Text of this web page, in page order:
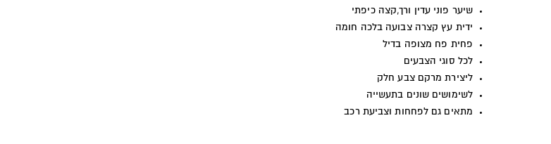
שיער פוני עדין ורך,קצה כיפתי
ידית עץ קצרה צבועה בלכה חומה
פחית פח מצופה בדיל
לכל סוגי הצבעים
ליצירת מרקם צבע חלק
לשימושים שונים בתעשייה
מתאים גם לפחחות וצביעת רכב